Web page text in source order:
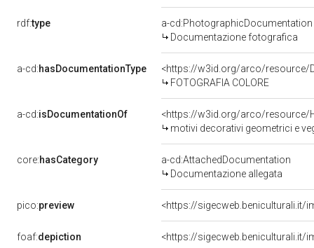
rdf:type
a-cd:PhotographicDocumentation
Documentazione fotografica
a-cd:hasDocumentationType
<https://w3id.org/arco/resource/
FOTOGRAFIA COLORE
a-cd:isDocumentationOf
<https://w3id.org/arco/resource/
motivi decorativi geometrici e
core:hasCategory
a-cd:AttachedDocumentation
Documentazione allegata
pico:preview <https://sigecweb.beniculturali.it/
foaf:depiction <https://sigecweb.beniculturali.it/